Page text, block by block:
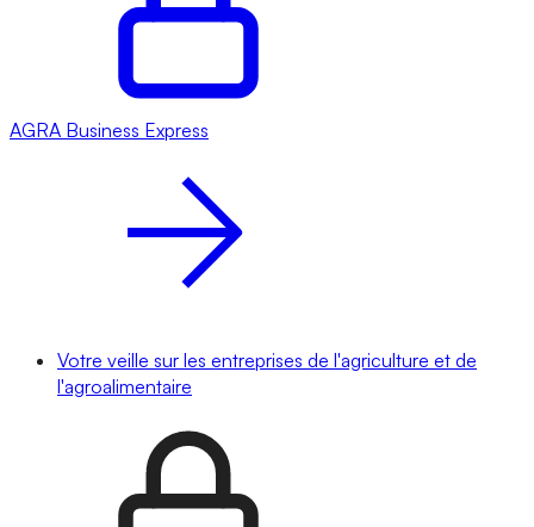
AGRA Business Express
Votre veille sur les entreprises de l'agriculture et de
l'agroalimentaire